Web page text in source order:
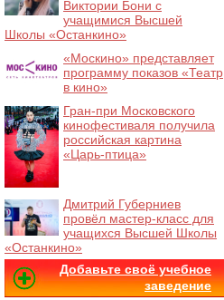
Виктории Бони с
учащимися Высшей
Школы «Останкино»
«Москино» представляет
программу показов «Театр
в кино»
Гран-при Московского
кинофестиваля получила
российская картина
«Царь-птица»
Дмитрий Губерниев
провёл мастер-класс для
учащихся Высшей Школы
«Останкино»
Добавьте своё учебное
заведение